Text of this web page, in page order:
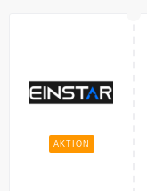
AKTION